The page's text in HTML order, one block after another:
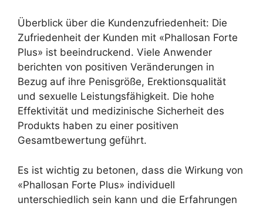
Überblick über die Kundenzufriedenheit: Die
Zufriedenheit der Kunden mit «Phallosan Forte
Plus» ist beeindruckend. Viele Anwender
berichten von positiven Veränderungen in
Bezug auf ihre Penisgröße, Erektionsqualität
und sexuelle Leistungsfähigkeit. Die hohe
Effektivität und medizinische Sicherheit des
Produkts haben zu einer positiven
Gesamtbewertung geführt.
Es ist wichtig zu betonen, dass die Wirkung von
«Phallosan Forte Plus» individuell
unterschiedlich sein kann und die Erfahrungen